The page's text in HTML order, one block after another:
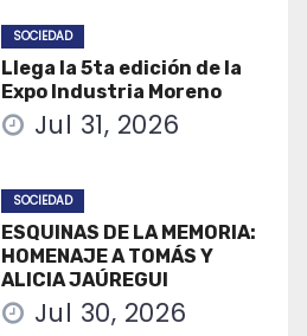
SOCIEDAD
Llega la 5ta edición de la
Expo Industria Moreno
Jul 31, 2026
SOCIEDAD
ESQUINAS DE LA MEMORIA:
HOMENAJE A TOMÁS Y
ALICIA JAÚREGUI
Jul 30, 2026